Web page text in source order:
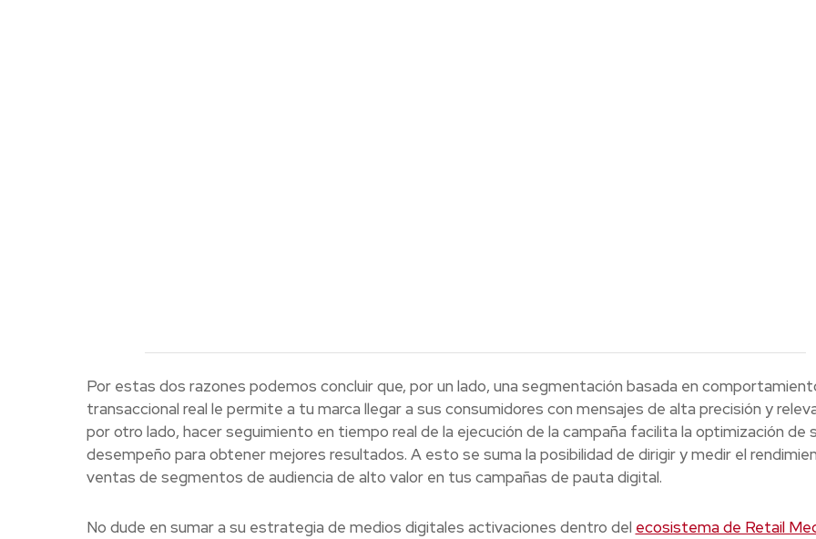
Por estas dos razones podemos concluir que, por un lado, una segmentación basada en
transaccional real le permite a tu marca llegar a sus consumidores con mensajes de alta precisión y
por otro lado, hacer seguimiento en tiempo real de la ejecución de la campaña facilita la optimización de
desempeño para obtener mejores resultados. A esto se suma la posibilidad de dirigir y medir el
ventas de segmentos de audiencia de alto valor en tus campañas de pauta digital.
No dude en sumar a su estrategia de medios digitales activaciones dentro del ecosistema de Retail